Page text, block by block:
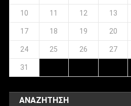
10 11 12 13
17 18 19 20
24 25 26 27
31
ΑΝΑΖΉΤΗΣΗ